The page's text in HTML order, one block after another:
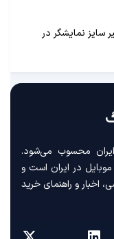
سایز نمایشگر در
محسوب می‌شود.
در ایران است و
اخبار و راهنمای خرید